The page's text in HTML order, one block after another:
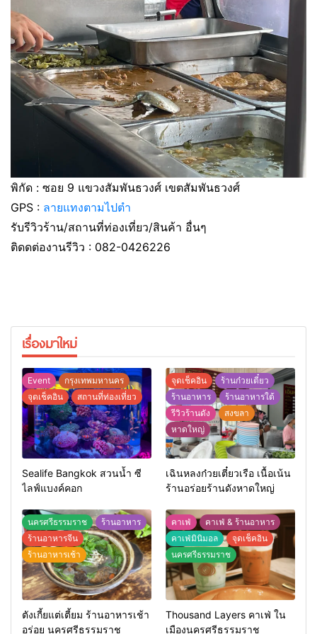
พิกัด : ซอย 9 แขวงสัมพันธวงศ์ เขตสัมพันธวงศ์
GPS : ลายแทงตามไปตำ
รับรีวิวร้าน/สถานที่ท่องเที่ยว/สินค้า อื่นๆ
ติดดต่องานรีวิว : 082-0426226
เรื่องมาใหม่
Event
กรุงเทพมหานคร
จุดเช็คอิน
สถานที่ท่องเที่ยว
Sealife Bangkok สวนน้ำ ซี
ไลฟ์แบงค์คอก
จุดเช็คอิน
ร้านก๋วยเตี๋ยว
ร้านอาหาร
ร้านอาหารใต้
รีวิวร้านดัง
สงขลา
หาดใหญ่
เฉินหลงก๋วยเตี๋ยวเรือ เนื้อเน้น
ร้านอร่อยร้านดังหาดใหญ่
นครศรีธรรมราช
ร้านอาหาร
ร้านอาหารจีน
ร้านอาหารเช้า
ตังเกี้ยแต่เตี้ยม ร้านอาหารเช้า
อร่อย นครศรีธรรมราช
คาเฟ่
คาเฟ่ & ร้านอาหาร
คาเฟ่มินิมอล
จุดเช็คอิน
นครศรีธรรมราช
Thousand Layers คาเฟ่ ใน
เมืองนครศรีธรรมราช